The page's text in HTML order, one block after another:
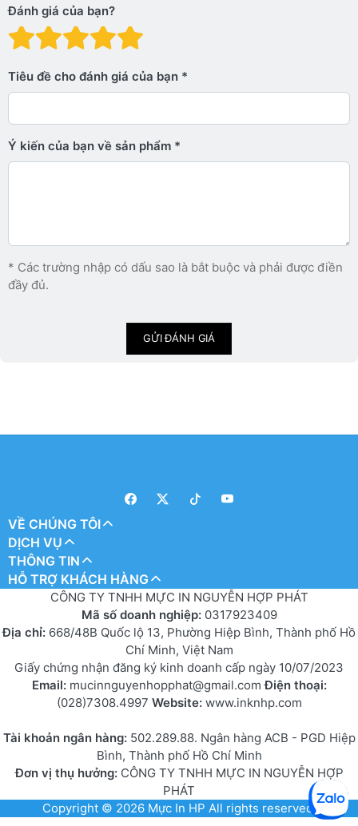
Đánh giá của bạn?
Đánh giá: 4 trên 5
Đánh giá: 3 trên 5 sao.
Đánh giá: 2 trên 5 sao.
Đánh giá: 1 trên 5 sao. Xấu
Tiêu đề cho đánh giá của bạn
Ý kiến ​​của bạn về sản phẩm
* Các trường nhập có dấu sao là bắt buộc và phải được điền
đầy đủ.
GỬI ĐÁNH GIÁ
VỀ CHÚNG TÔI
DỊCH VỤ
THÔNG TIN
HỖ TRỢ KHÁCH HÀNG
CÔNG TY TNHH MỰC IN NGUYỄN HỢP PHÁT
Mã số doanh nghiệp: 0317923409
Địa chỉ: 668/48B Quốc lộ 13, Phường Hiệp Bình, Thành phố Hồ
Chí Minh, Việt Nam
Giấy chứng nhận đăng ký kinh doanh cấp ngày 10/07/2023
Email: mucinnguyenhopphat@gmail.comĐiện thoại:
(028)7308.4997 Website: www.inknhp.com
Tài khoản ngân hàng: 502.289.88. Ngân hàng ACB - PGD Hiệp
Bình, Thành phố Hồ Chí Minh
Đơn vị thụ hưởng:CÔNG TY TNHH MỰC IN NGUYỄN HỢP
PHÁT
Copyright © 2026 Mực In HP All rights reserved.